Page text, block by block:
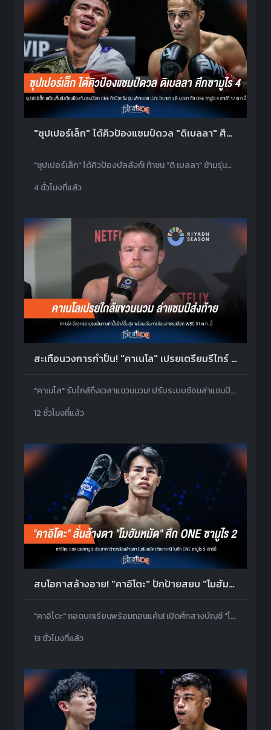
"ซุปเปอร์เล็ก" ได้คิวป้องแชมป์ดวล "ดิเบลลา" ศึก ONE ซามูไร 4
"ซุปเปอร์เล็ก" ได้คิวป้องบัลลังก์! ท้าชน "ดิ เบลลา" ข้ามรุ่นสอยเข็มขัดเส้นที่ 2 ศึก ONE ซามูไร 4 ที่ญี่ปุ่น
4 ชั่วโมงที่แล้ว
สะเทือนวงการกำปั้น! "คาเนโล" เปรยเตรียมรีไทร์ เล็งศึกใหญ่ล่าแชมป์ส่งท้าย
"คาเนโล" รับใกล้ถึงเวลาแขวนนวม! ปรับระบบซ้อมล่าแชมป์โลก WBC ดวล "เอ็มบิลลี" 31 ต.ค.นี้ ที่ซาอุฯ
12 ชั่วโมงที่แล้ว
สบโอกาสล้างอาย! "คาอิโตะ" ปักป้ายสยบ "โมฮัมหมัด" ศึก ONE ซามูไร 2
"คาอิโตะ" ถอดบทเรียนพร้อมถอนแค้น! เปิดศึกสางบัญชี "โมฮัมหมัด" ศึก ONE ซามูไร 2 ปักป้ายตั๋วรอบรองฯ ทัวร์นาเมนต์
13 ชั่วโมงที่แล้ว